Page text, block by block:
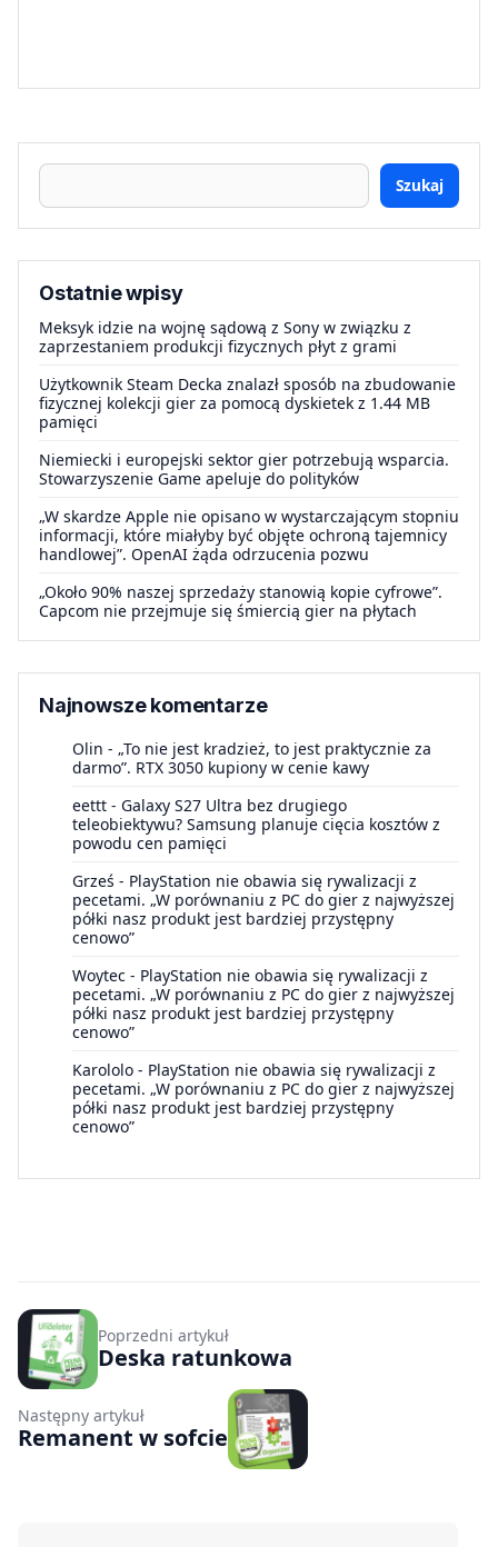
Szukaj
Ostatnie wpisy
Meksyk idzie na wojnę sądową z Sony w związku z
zaprzestaniem produkcji fizycznych płyt z grami
Użytkownik Steam Decka znalazł sposób na zbudowanie
fizycznej kolekcji gier za pomocą dyskietek z 1.44 MB
pamięci
Niemiecki i europejski sektor gier potrzebują wsparcia.
Stowarzyszenie Game apeluje do polityków
„W skardze Apple nie opisano w wystarczającym stopniu
informacji, które miałyby być objęte ochroną tajemnicy
handlowej”. OpenAI żąda odrzucenia pozwu
„Około 90% naszej sprzedaży stanowią kopie cyfrowe”.
Capcom nie przejmuje się śmiercią gier na płytach
Najnowsze komentarze
Olin - „To nie jest kradzież, to jest praktycznie za
darmo”. RTX 3050 kupiony w cenie kawy
eettt - Galaxy S27 Ultra bez drugiego
teleobiektywu? Samsung planuje cięcia kosztów z
powodu cen pamięci
Grześ - PlayStation nie obawia się rywalizacji z
pecetami. „W porównaniu z PC do gier z najwyższej
półki nasz produkt jest bardziej przystępny
cenowo”
Woytec - PlayStation nie obawia się rywalizacji z
pecetami. „W porównaniu z PC do gier z najwyższej
półki nasz produkt jest bardziej przystępny
cenowo”
Karololo - PlayStation nie obawia się rywalizacji z
pecetami. „W porównaniu z PC do gier z najwyższej
półki nasz produkt jest bardziej przystępny
cenowo”
Poprzedni artykuł
Deska ratunkowa
Następny artykuł
Remanent w sofcie